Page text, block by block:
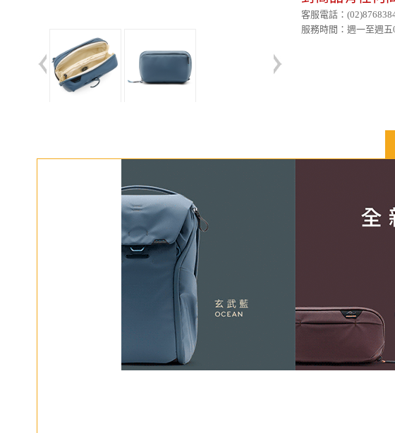
客服電話：
服務時間：週一至週五